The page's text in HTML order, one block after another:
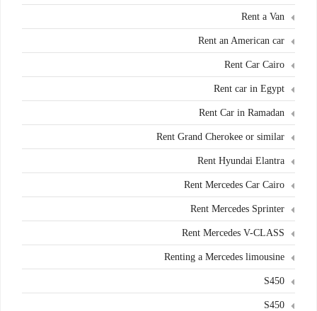
Rent a Van
Rent an American car
Rent Car Cairo
Rent car in Egypt
Rent Car in Ramadan
Rent Grand Cherokee or similar
Rent Hyundai Elantra
Rent Mercedes Car Cairo
Rent Mercedes Sprinter
Rent Mercedes V-CLASS
Renting a Mercedes limousine
S450
S450